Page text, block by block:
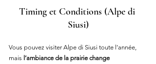
Timing et Conditions (Alpe di
Siusi)
Vous pouvez visiter Alpe di Siusi toute l’année,
mais l’ambiance de la prairie change